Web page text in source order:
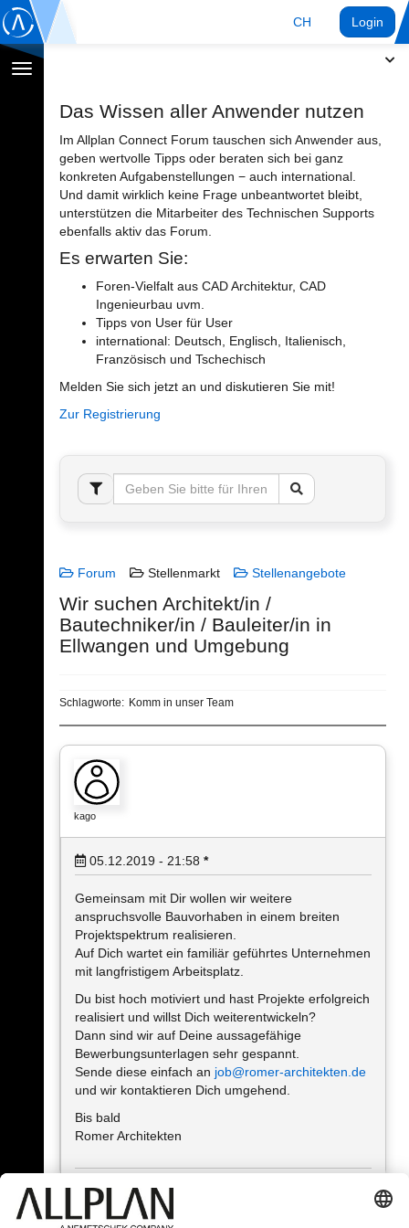
CH Login
Navigation
Das Wissen aller Anwender nutzen
Im Allplan Connect Forum tauschen sich Anwender aus,
geben wertvolle Tipps oder beraten sich bei ganz
konkreten Aufgabenstellungen − auch international.
Und damit wirklich keine Frage unbeantwortet bleibt,
unterstützen die Mitarbeiter des Technischen Supports
ebenfalls aktiv das Forum.
Es erwarten Sie:
Foren-Vielfalt aus CAD Architektur, CAD
Ingenieurbau uvm.
Tipps von User für User
international: Deutsch, Englisch, Italienisch,
Französisch und Tschechisch
Melden Sie sich jetzt an und diskutieren Sie mit!
Zur Registrierung
Forum Stellenmarkt Stellenangebote
Wir suchen Architekt/in /
Bautechniker/in / Bauleiter/in in
Ellwangen und Umgebung
Schlagworte: Komm in unser Team
kago
05.12.2019 - 21:58 *
Gemeinsam mit Dir wollen wir weitere
anspruchsvolle Bauvorhaben in einem breiten
Projektspektrum realisieren.
Auf Dich wartet ein familiär geführtes Unternehmen
mit langfristigem Arbeitsplatz.
Du bist hoch motiviert und hast Projekte erfolgreich
realisiert und willst Dich weiterentwickeln?
Dann sind wir auf Deine aussagefähige
Bewerbungsunterlagen sehr gespannt.
Sende diese einfach an job@romer-architekten.de
und wir kontaktieren Dich umgehend.
Bis bald
Romer Architekten